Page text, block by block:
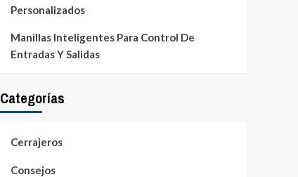
Personalizados
Manillas Inteligentes Para Control De
Entradas Y Salidas
Categorías
Cerrajeros
Consejos